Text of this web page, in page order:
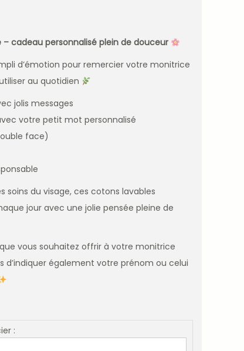
cadeau personnalisé plein de douceur
d’émotion pour remercier votre monitrice
au quotidien
jolis messages
votre petit mot personnalisé
face)
soins du visage, ces cotons lavables
jour avec une jolie pensée pleine de
vous souhaitez offrir à votre monitrice
d’indiquer également votre prénom ou celui
: